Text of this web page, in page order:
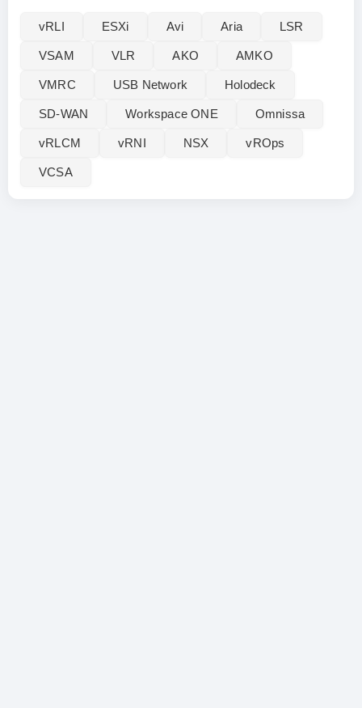
vRLI‌ ESXi Avi Aria LSR
VSAM VLR AKO AMKO
VMRC USB Network Holodeck
SD-WAN Workspace ONE Omnissa
vRLCM vRNI NSX vROps
VCSA